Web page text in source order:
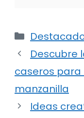
Descubre
caseros para
manzanilla
Ideas